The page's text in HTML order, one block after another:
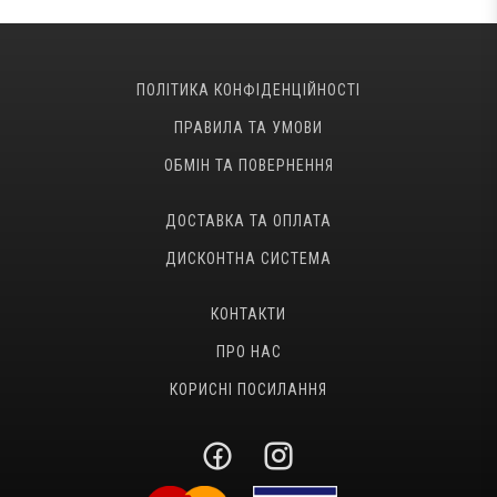
ПОЛІТИКА КОНФІДЕНЦІЙНОСТІ
ПРАВИЛА ТА УМОВИ
ОБМІН ТА ПОВЕРНЕННЯ
ДОСТАВКА ТА ОПЛАТА
ДИСКОНТНА СИСТЕМА
КОНТАКТИ
ПРО НАС
КОРИСНІ ПОСИЛАННЯ